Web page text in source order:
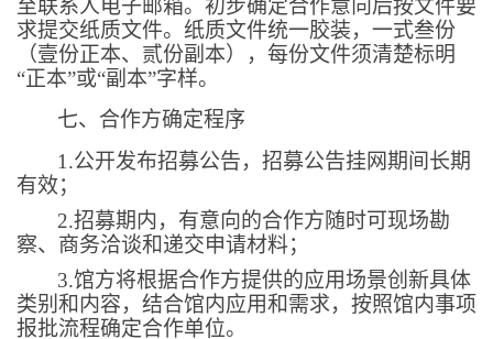
至联系人电子邮箱。初步确定合作意向后按文件要
求提交纸质文件。纸质文件统一胶装，一式叁份
（壹份正本、贰份副本），每份文件须清楚标明
“正本”或“副本”字样。
七、合作方确定程序
1.公开发布招募公告，招募公告挂网期间长期
有效；
2.招募期内，有意向的合作方随时可现场勘
察、商务洽谈和递交申请材料；
3.馆方将根据合作方提供的应用场景创新具体
类别和内容，结合馆内应用和需求，按照馆内事项
报批流程确定合作单位。